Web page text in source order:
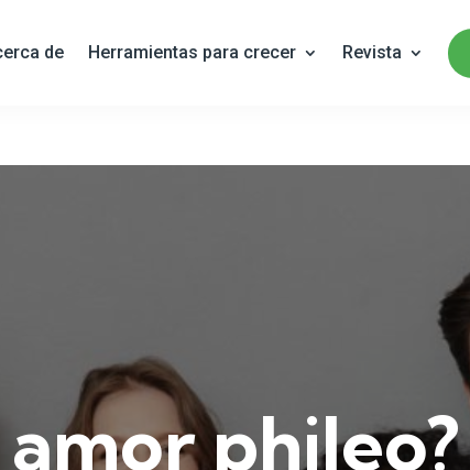
de Herramientas para crecer Revista
amor phileo?